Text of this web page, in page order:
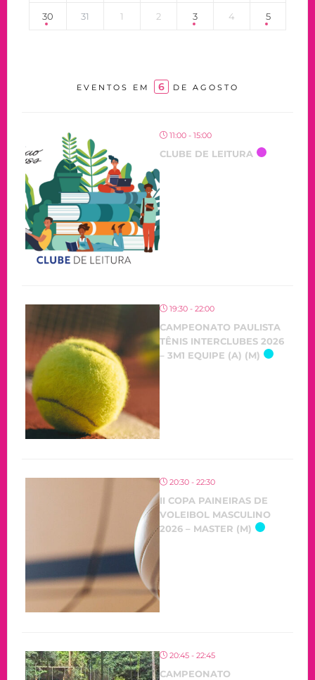
30 31 1 2 3 4 5
EVENTOS EM 6 DE AGOSTO
11:00 - 15:00
CLUBE DE LEITURA
19:30 - 22:00
CAMPEONATO PAULISTA
TÊNIS INTERCLUBES 2026
– 3M1 EQUIPE (A) (M)
20:30 - 22:30
II COPA PAINEIRAS DE
VOLEIBOL MASCULINO
2026 – MASTER (M)
20:45 - 22:45
CAMPEONATO